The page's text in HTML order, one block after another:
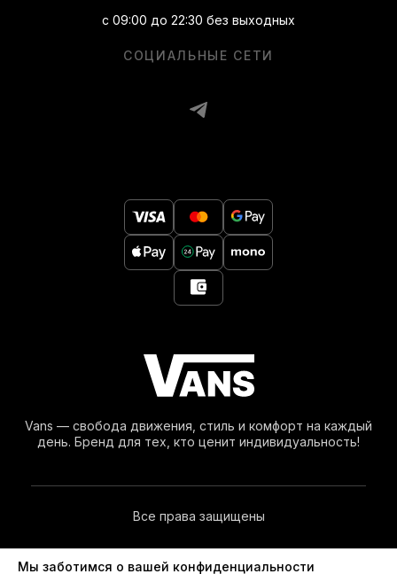
Vans — свобода движения, стиль и комфорт на каждый
день. Бренд для тех, кто ценит индивидуальность!
СОЦИАЛЬНЫЕ СЕТИ
с 09:00 до 22:30 без выходных
Все права защищены
© 2026. Vans.kiev.ua — Независимый Интернет-Магазин.
Vans® Является Зарегистрированной Торговой Маркой VF
Мы заботимся о вашей конфиденциальности